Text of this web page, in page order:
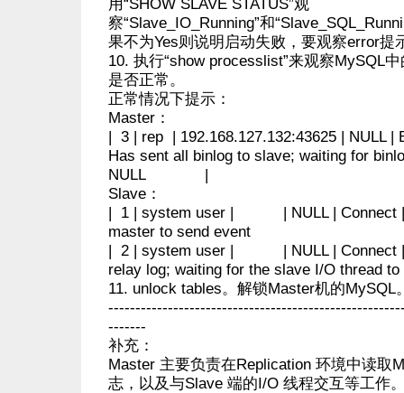
用“SHOW SLAVE STATUS”观
察“Slave_IO_Running”和
果不为Yes则说明启动失败，要观察error提
10. 执行“show processlist”来观察MySQL
是否正常。
正常情况下提示：
Master：
| 3 | rep | 192.168.127.132:43625 | NULL |
Has sent all binlog to slave; waiting for
NULL |
Slave：
| 1 | system user | | NULL | Connect |
master to send
| 2 | system user | | NULL | Connect | -
relay log; waiting for the slave I/O
11. unlock tables。解锁Master机的MySQL
-------
补充：
Master 主要负责在Replication 环境中读取
志，以及与Slave 端的I/O 线程交互等工作